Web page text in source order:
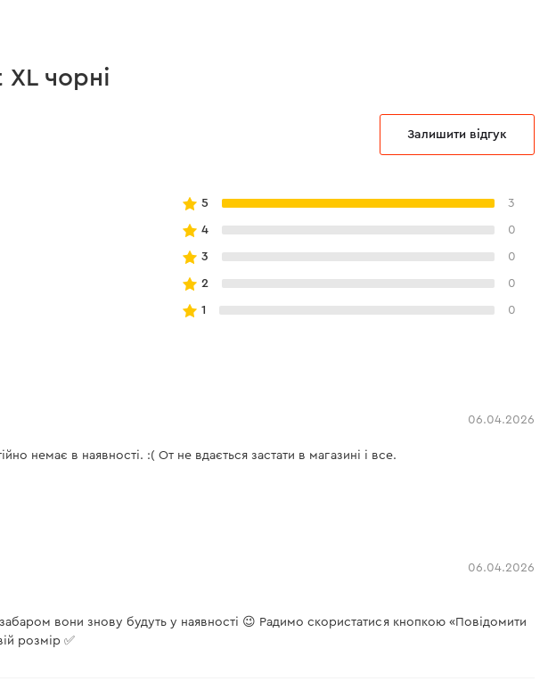
чорні
Залишити відгук
5 3
4 0
3 0
2 0
1 0
06.04.2026
немає в наявності. :( От не вдається застати в магазині і все.
06.04.2026
вони знову будуть у наявності 😉 Радимо скористатися кнопкою «Повідомити
розмір ✅